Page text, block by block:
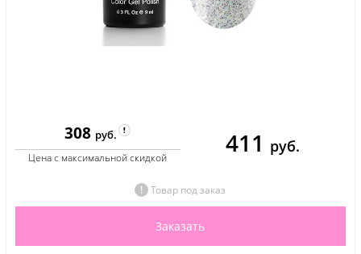
308 руб.
Цена с максимальной скидкой 411 руб.
Товар под заказ
Заказать